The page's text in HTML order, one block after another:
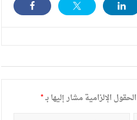
الحقول الإلزامية مشار إليها بـ*